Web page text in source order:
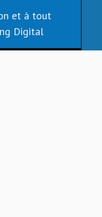
et à tout
Digital